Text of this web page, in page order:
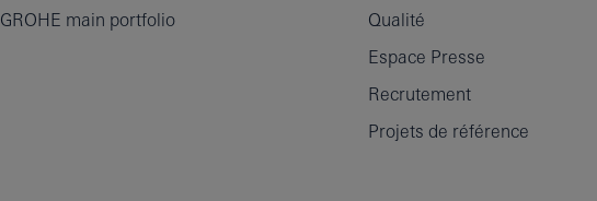
GROHE main portfolio
Qualité
Espace Presse
Recrutement
Projets de référence